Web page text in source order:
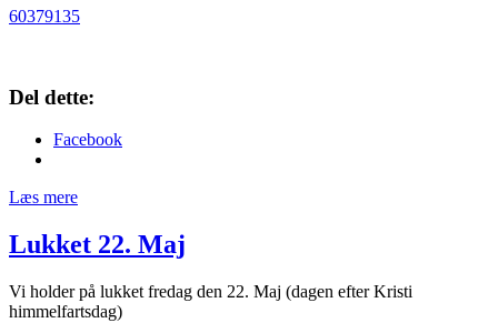
60379135
Del dette:
Facebook
Læs mere
Lukket 22. Maj
Vi holder på lukket fredag den 22. Maj (dagen efter Kristi
himmelfartsdag)